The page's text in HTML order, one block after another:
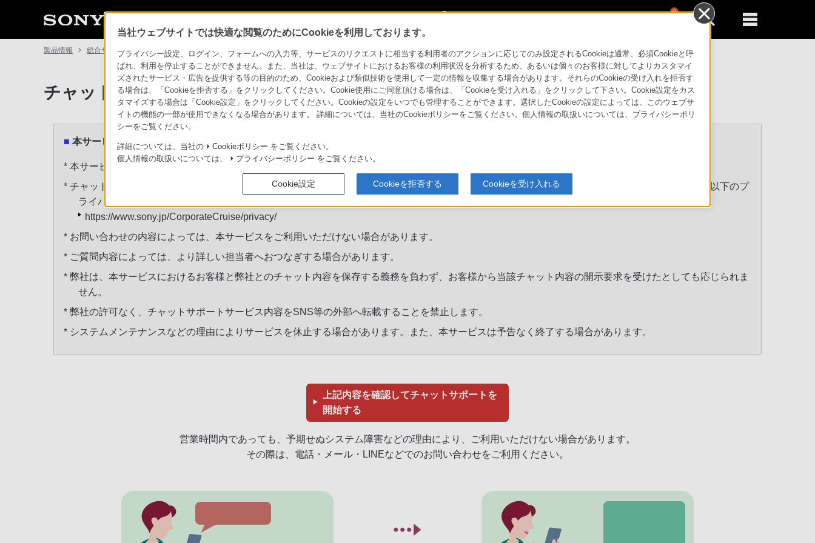
0
製品情報 総合サポート・お問い合わせ チャットでのお問い合わせ チャットでのお問い合わせ（映像）
チャットでのお問い合わせ（映像）
本サービスご利用にあたってのご注意
* 本サービスは、日本国内からご利用ください。
* チャット本文へのお客様の住所、氏名、電話番号等の個人情報の入力は、弊社から特段の要請があった場合に限定してください。その場合、弊社は以下のプ
ライバシーポリシーに基づき適切に取扱います。
https://www.sony.jp/CorporateCruise/privacy/
* お問い合わせの内容によっては、本サービスをご利用いただけない場合があります。
* ご質問内容によっては、より詳しい担当者へおつなぎする場合があります。
* 弊社は、本サービスにおけるお客様と弊社とのチャット内容を保存する義務を負わず、お客様から当該チャット内容の開示要求を受けたとしても応じられま
せん。
* 弊社の許可なく、チャットサポートサービス内容をSNS等の外部へ転載することを禁止します。
* システムメンテナンスなどの理由によりサービスを休止する場合があります。また、本サービスは予告なく終了する場合があります。
▶
上記内容を確認してチャットサポートを
開始する
営業時間内であっても、予期せぬシステム障害などの理由により、ご利用いただけない場合があります。
その際は、電話・メール・LINEなどでのお問い合わせをご利用ください。
当社ウェブサイトでは快適な閲覧のためにCookieを利用しております。
プライバシー設定、ログイン、フォームへの入力等、サービスのリクエストに相当する利用者のアクションに応じてのみ設定されるCookieは通常、必須Cookieと呼
ばれ、利用を停止することができません。また、当社は、ウェブサイトにおけるお客様の利用状況を分析するため、あるいは個々のお客様に対してよりカスタマイ
ズされたサービス・広告を提供する等の目的のため、Cookieおよび類似技術を使用して一定の情報を収集する場合があります。それらのCookieの受け入れを拒否す
る場合は、「Cookieを拒否する」をクリックしてください。Cookie使用にご同意頂ける場合は、「Cookieを受け入れる」をクリックして下さい。Cookie設定をカス
タマイズする場合は「Cookie設定」をクリックしてください。Cookieの設定をいつでも管理することができます。選択したCookieの設定によっては、このウェブサ
イトの機能の一部が使用できなくなる場合があります。 詳細については、当社のCookieポリシーをご覧ください。個人情報の取扱いについては、プライバシーポリ
シーをご覧ください。
詳細については、当社の Cookieポリシー をご覧ください。
個人情報の取扱いについては、
プライバシーポリシー をご覧ください。
Cookie設定 Cookieを拒否する Cookieを受け入れる